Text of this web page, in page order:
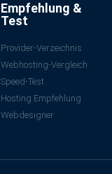
Empfehlung &
Test
Provider-Verzeichnis
Webhosting-Vergleich
Speed-Test
Hosting Empfehlung
Webdesigner